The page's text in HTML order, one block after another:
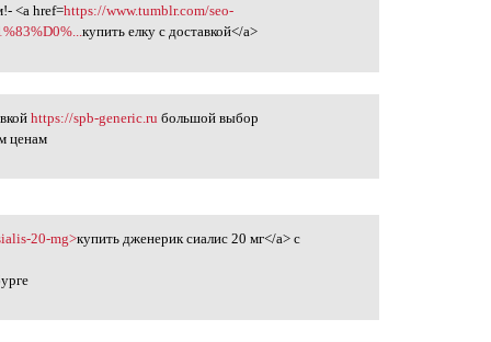
<a href=https://www.tumblr.com/seo-
купить елку с доставкой</a>
https://spb-generic.ru большой выбор
ценам
20-mg>купить дженерик сиалис 20 мг</a> с